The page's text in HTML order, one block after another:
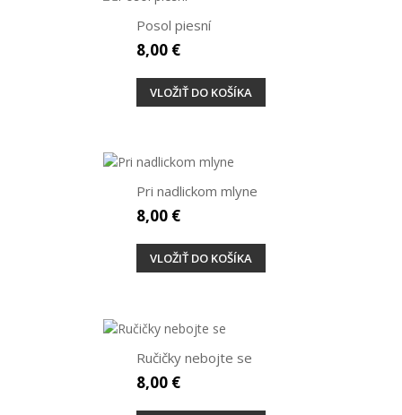
Posol piesní
8,00 €
VLOŽIŤ DO KOŠÍKA
Pri nadlickom mlyne
8,00 €
VLOŽIŤ DO KOŠÍKA
Ručičky nebojte se
8,00 €